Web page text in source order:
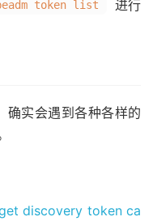
token list
进行
确实会遇到各种各样的
discovery token ca